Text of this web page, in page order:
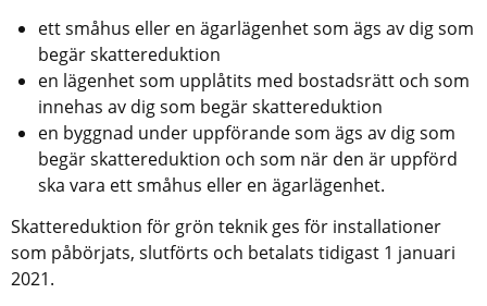
ett småhus eller en ägarlägenhet som ägs av dig som
begär skattereduktion
en lägenhet som upplåtits med bostadsrätt och som
innehas av dig som begär skattereduktion
en byggnad under uppförande som ägs av dig som
begär skattereduktion och som när den är uppförd
ska vara ett småhus eller en ägarlägenhet.
Skattereduktion för grön teknik ges för installationer
som påbörjats, slutförts och betalats tidigast 1 januari
2021.